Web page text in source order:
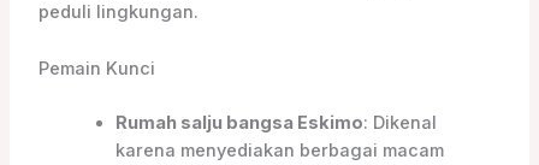
peduli lingkungan.
Pemain Kunci
Rumah salju bangsa Eskimo: Dikenal
karena menyediakan berbagai macam